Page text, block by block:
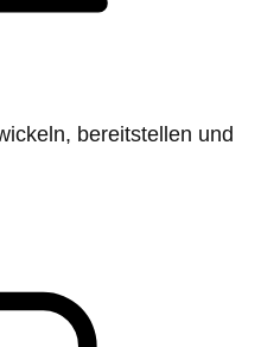
bereitstellen und